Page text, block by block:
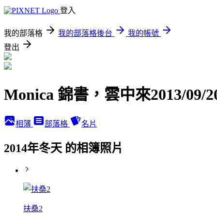
登入
我的部落格 我的部落格後台
我的帳號
登出
Monica 錦書，雲中來2013/09/
相簿 部落格 名片
2014年冬天 的相簿照片
扶桑2